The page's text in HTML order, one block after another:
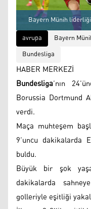
Bayern Münih
avrupa
Bayern
Bundesliga
HABER MERKEZİ
Bundesliga’nın
Borussia Dortmund
verdi.
Maça muhteşem
9’uncu
buldu.
Büyük bir şok
dakikalarda
golleriyle eşitliği